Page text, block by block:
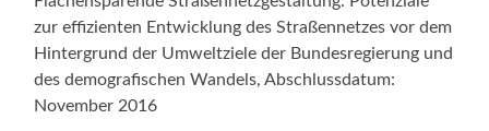
zur effizienten Entwicklung des Straßennetzes vor dem
Hintergrund der Umweltziele der Bundesregierung und
des demografischen Wandels, Abschlussdatum:
November 2016